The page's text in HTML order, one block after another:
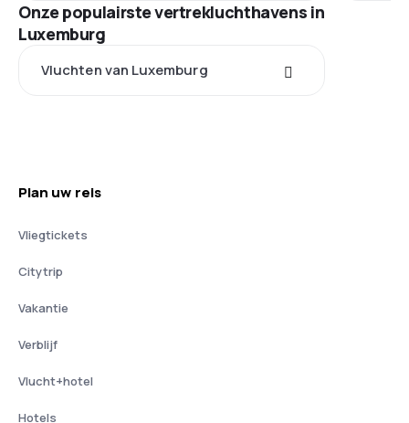
Onze populairste vertrekluchthavens in
Luxemburg
Vluchten van Luxemburg
Plan uw reis
Vliegtickets
Citytrip
Vakantie
Verblijf
Vlucht+hotel
Hotels